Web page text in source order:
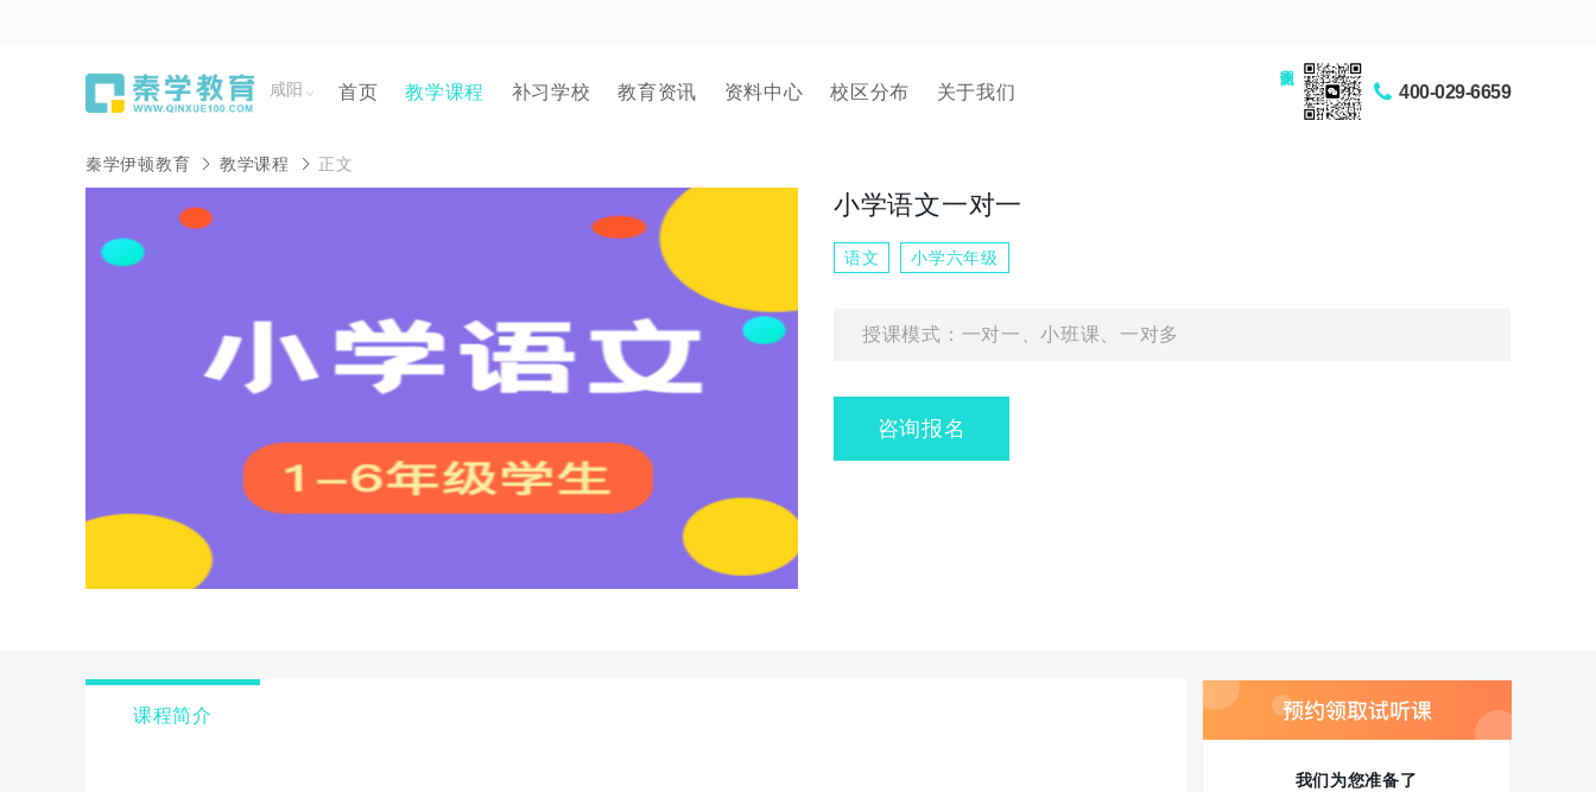
咸阳 首页 教学课程 补习学校 教育资讯 资料中心 校区分布 关于我们 400-029-6659
秦学伊顿教育 教学课程 正文
小学语文一对一
语文 小学六年级
授课模式：一对一、小班课、一对多
咨询报名
课程简介
我们为您准备了